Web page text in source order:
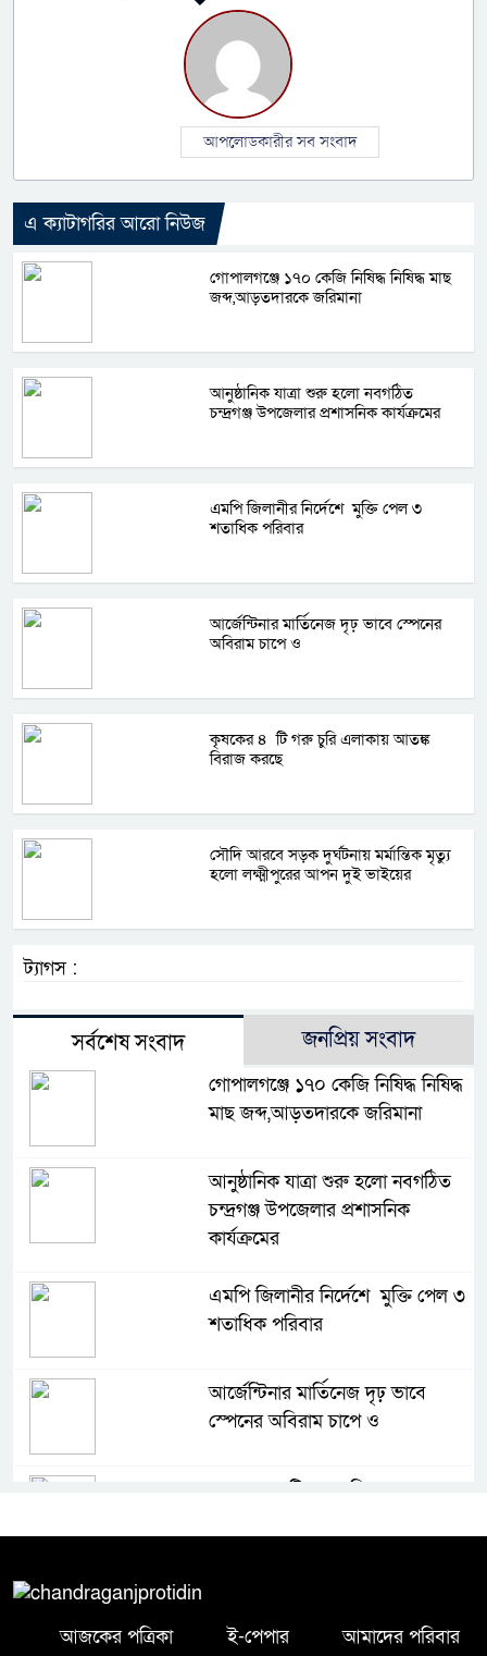
আপলোডকারীর সব সংবাদ
এ ক্যাটাগরির আরো নিউজ
গোপালগঞ্জে ১৭০ কেজি নিষিদ্ধ নিষিদ্ধ মাছ
জব্দ,আড়তদারকে জরিমানা
আনুষ্ঠানিক যাত্রা শুরু হলো নবগঠিত
চন্দ্রগঞ্জ উপজেলার প্রশাসনিক কার্যক্রমের
এমপি জিলানীর নির্দেশে মুক্তি পেল ৩
শতাধিক পরিবার
আর্জেন্টিনার মার্তিনেজ দৃঢ় ভাবে স্পেনের
অবিরাম চাপে ও
কৃষকের ৪ টি গরু চুরি এলাকায় আতঙ্ক
বিরাজ করছে
সৌদি আরবে সড়ক দুর্ঘটনায় মর্মান্তিক মৃত্যু
হলো লক্ষ্মীপুরের আপন দুই ভাইয়ের
ট্যাগস :
সর্বশেষ সংবাদ জনপ্রিয় সংবাদ
গোপালগঞ্জে ১৭০ কেজি নিষিদ্ধ নিষিদ্ধ
মাছ জব্দ,আড়তদারকে জরিমানা
আনুষ্ঠানিক যাত্রা শুরু হলো নবগঠিত
চন্দ্রগঞ্জ উপজেলার প্রশাসনিক
কার্যক্রমের
এমপি জিলানীর নির্দেশে মুক্তি পেল ৩
শতাধিক পরিবার
আর্জেন্টিনার মার্তিনেজ দৃঢ় ভাবে
স্পেনের অবিরাম চাপে ও
কৃষকের ৪ টি গরু চুরি এলাকায়
ভাইয়ের
আজকের পত্রিকা ই-পেপার আমাদের পরিবার